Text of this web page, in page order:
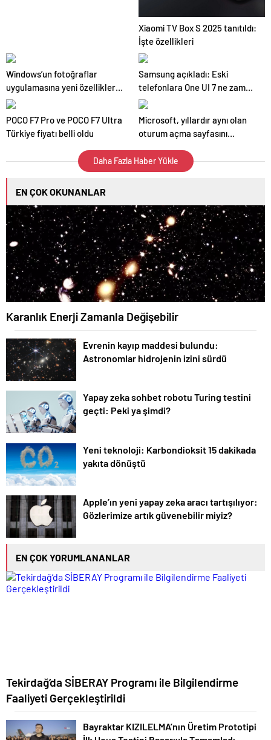
Xiaomi TV Box S 2025 tanıtıldı:
İşte özellikleri
Windows’un fotoğraflar
uygulamasına yeni özellikler
geliyor
Samsung açıkladı: Eski
telefonlara One UI 7 ne zaman
gelecek
POCO F7 Pro ve POCO F7 Ultra
Türkiye fiyatı belli oldu
Microsoft, yıllardır aynı olan
oturum açma sayfasını
Daha Fazla Haber Yükle
EN ÇOK OKUNANLAR
Karanlık Enerji Zamanla Değişebilir
Evrenin kayıp maddesi bulundu:
Astronomlar hidrojenin izini sürdü
Yapay zeka sohbet robotu Turing testini
geçti: Peki ya şimdi?
Yeni teknoloji: Karbondioksit 15 dakikada
yakıta dönüştü
Apple’ın yeni yapay zeka aracı tartışılıyor:
Gözlerimize artık güvenebilir miyiz?
EN ÇOK YORUMLANANLAR
Tekirdağ’da SİBERAY Programı ile Bilgilendirme
Faaliyeti Gerçekleştirildi
Bayraktar KIZILELMA’nın Üretim Prototipi